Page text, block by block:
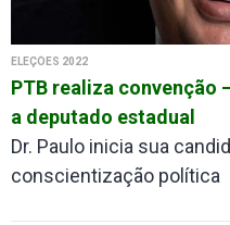
ELEÇÕES 2022
PTB realiza convenção
a deputado estadual
Dr. Paulo inicia sua
conscientização política